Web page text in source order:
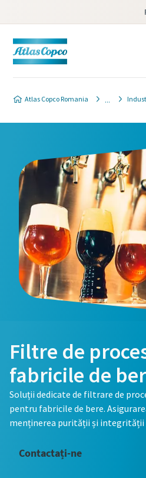
Atlas Copco Romania
Filtre de
fabricile de
Soluții dedicate de filtrare de
pentru fabricile de bere.
menținerea purității și integrității
Contactați-ne